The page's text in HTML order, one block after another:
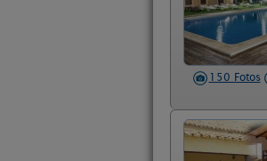
150 Fotos